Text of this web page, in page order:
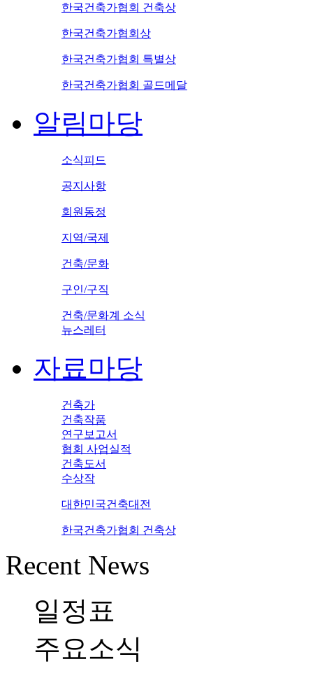
한국건축가협회 건축상
한국건축가협회상
한국건축가협회 특별상
한국건축가협회 골드메달
알림마당
소식피드
공지사항
회원동정
지역/국제
건축/문화
구인/구직
건축/문화계 소식
뉴스레터
자료마당
건축가
건축작품
연구보고서
협회 사업실적
건축도서
수상작
대한민국건축대전
한국건축가협회 건축상
Recent News
일정표
주요소식